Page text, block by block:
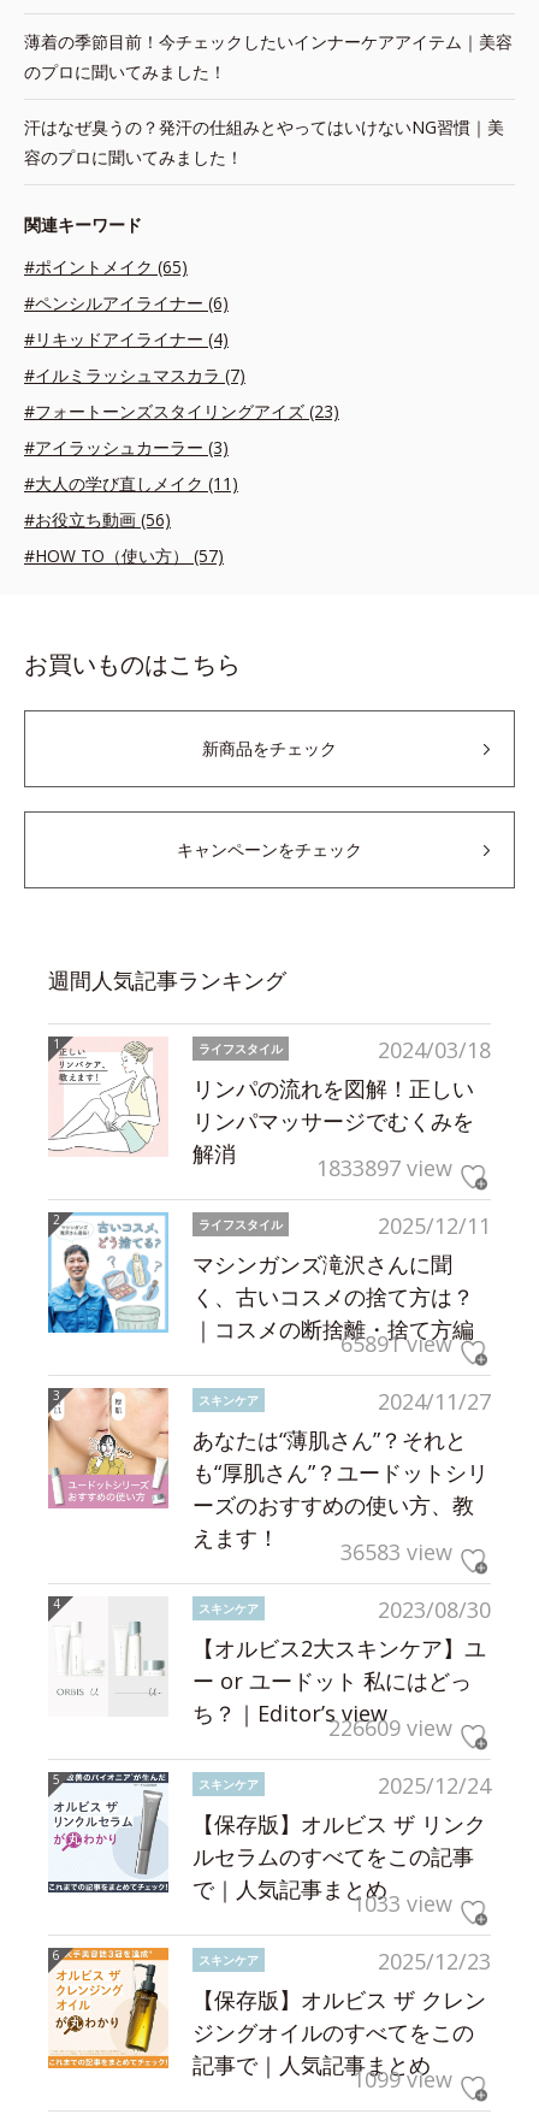
薄着の季節目前！今チェックしたいインナーケアアイテム｜美容
のプロに聞いてみました！
汗はなぜ臭うの？発汗の仕組みとやってはいけないNG習慣｜美
容のプロに聞いてみました！
関連キーワード
#ポイントメイク (65)
#ペンシルアイライナー (6)
#リキッドアイライナー (4)
#イルミラッシュマスカラ (7)
#フォートーンズスタイリングアイズ (23)
#アイラッシュカーラー (3)
#大人の学び直しメイク (11)
#お役立ち動画 (56)
#HOW TO（使い方） (57)
お買いものはこちら
新商品をチェック
キャンペーンをチェック
週間人気記事ランキング
2024/03/18
ライフスタイル
リンパの流れを図解！正しい
リンパマッサージでむくみを
解消
1833897 view
2025/12/11
ライフスタイル
マシンガンズ滝沢さんに聞
く、古いコスメの捨て方は？
｜コスメの断捨離・捨て方編
65891 view
2024/11/27
スキンケア
あなたは“薄肌さん”？それと
も“厚肌さん”？ユードットシリ
ーズのおすすめの使い方、教
えます！
36583 view
2023/08/30
スキンケア
【オルビス2大スキンケア】ユ
ー or ユードット 私にはどっ
ち？｜Editor’s view226609 view
2025/12/24
スキンケア
【保存版】オルビス ザ リンク
ルセラムのすべてをこの記事
で｜人気記事まとめ1033 view
2025/12/23
スキンケア
【保存版】オルビス ザ クレン
ジングオイルのすべてをこの
記事で｜人気記事まとめ
1099 view